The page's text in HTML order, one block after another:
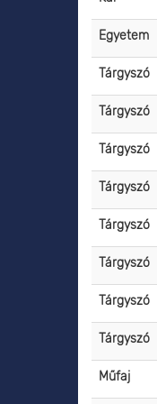
Egyetem
Tárgyszó
Tárgyszó
Tárgyszó
Tárgyszó
Tárgyszó
Tárgyszó
Tárgyszó
Tárgyszó
Műfaj